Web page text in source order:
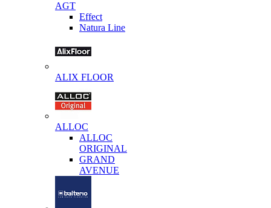
AGT
Effect
Natura Line
ALIX FLOOR
ALLOC
ALLOC
ORIGINAL
GRAND
AVENUE